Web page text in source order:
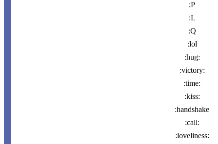
;P
:L
:Q
:lol
:hug:
:victory:
:time:
:kiss:
:handshake
:call:
:loveliness: